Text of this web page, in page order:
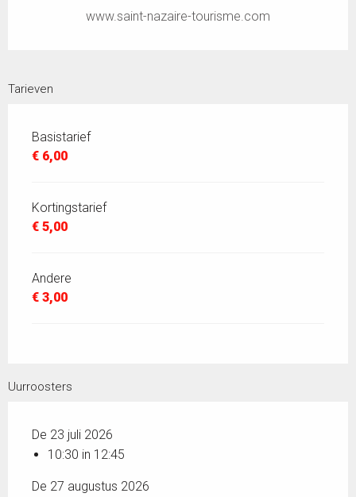
www.saint-nazaire-tourisme.com
Tarieven
Basistarief
€ 6,00
Kortingstarief
€ 5,00
Andere
€ 3,00
Uurroosters
De 23 juli 2026
10:30 in 12:45
De 27 augustus 2026